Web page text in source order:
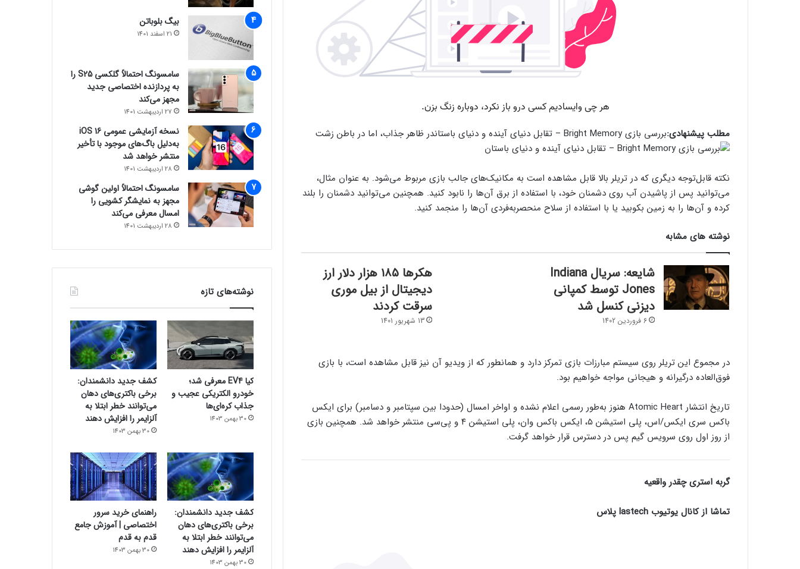
مطلب پیشنهادی:بررسی بازی Bright Memory – تقابل دنیای آینده و دنیای باستان در ظاهر جذاب، اما در باطن زشت
نکته قابل‌توجه دیگری که در تریلر بالا قابل مشاهده است به مکانیک‌های جالب بازی مربوط می‌شود. به عنوان مثال،
می‌توانید پس از پاشیدن آب روی دشمنان خود، با استفاده از برق آن‌ها را نابود کنید. همچنین می‌توانید دشمنان را بلند
کرده و آن‌ها را به زمین بکوبید یا با استفاده از سلاح منحصر‌به‌فردی آن‌ها را منجمد کنید.
نوشته های مشابه
شایعه: سریال Indiana
Jones توسط کمپانی
دیزنی کنسل شد
6 فروردین 1402
هکرها ۱۸۵ هزار دلار ارز
دیجیتال از بیل موری
سرقت کردند
13 شهریور 1401
در مجموع این تریلر روی سیستم مبارزات بازی تمرکز دارد و همانطور که از ویدیو آن نیز قابل مشاهده است، با بازی
فوق‌العاده درگیرانه و هیجانی مواجه خواهیم بود.
تاریخ انتشار Atomic Heart هنوز به‌طور رسمی اعلام نشده و اواخر امسال (حدودا بین سپتامبر و دسامبر) برای ایکس
باکس سری ایکس/اس، پلی استیشن ۵، ایکس باکس وان، پلی استیشن ۴ و پی‌سی منتشر خواهد شد. همچنین بازی
از روز اول روی سرویس گیم پس در دسترس قرار خواهد گرفت.
گربه استری چقدر واقعیه
تماشا از کانال یوتیوب lastech پلاس
بیگ بلوباتن
21 اسفند 1401
سامسونگ احتمالاً گلکسی S25 را
به پردازنده اختصاصی جدید
مجهز می‌کند
27 اردیبهشت 1401
نسخه آزمایشی عمومی iOS 16
به‌دلیل باگ‌های موجود با تأخیر
منتشر خواهد شد
28 اردیبهشت 1401
سامسونگ احتمالاً اولین گوشی
مجهز به نمایشگر کشویی را
امسال معرفی می‌کند
28 اردیبهشت 1401
نوشته‌های تازه
کیا EV4 معرفی شد؛
خودرو الکتریکی عجیب و
جذاب کره‌ای‌ها
30 بهمن 1403
کشف جدید دانشمندان:
برخی باکتری‌های دهان
می‌توانند خطر ابتلا به
آلزایمر را افزایش دهند
30 بهمن 1403
کشف جدید دانشمندان:
برخی باکتری‌های دهان
می‌توانند خطر ابتلا به
آلزایمر را افزایش دهند
30 بهمن 1403
راهنمای خرید سرور
اختصاصی | آموزش جامع
قدم به قدم
30 بهمن 1403